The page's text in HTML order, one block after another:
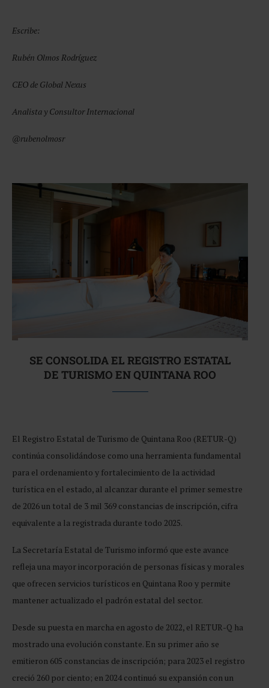
Escribe:
Rubén Olmos Rodríguez
CEO de Global Nexus
Analista y Consultor Internacional
@rubenolmosr
SE CONSOLIDA EL REGISTRO ESTATAL
DE TURISMO EN QUINTANA ROO
El Registro Estatal de Turismo de Quintana Roo (RETUR-Q)
continúa consolidándose como una herramienta fundamental
para el ordenamiento y fortalecimiento de la actividad
turística en el estado, al alcanzar durante el primer semestre
de 2026 un total de 3 mil 369 constancias de inscripción, cifra
equivalente a la registrada durante todo 2025.
La Secretaría Estatal de Turismo informó que este avance
refleja una mayor incorporación de personas físicas y morales
que ofrecen servicios turísticos en Quintana Roo y permite
mantener actualizado el padrón estatal del sector.
Desde su puesta en marcha en agosto de 2022, el RETUR-Q ha
mostrado una evolución constante. En su primer año se
emitieron 605 constancias de inscripción; para 2023 el registro
creció 260 por ciento; en 2024 continuó su expansión con un